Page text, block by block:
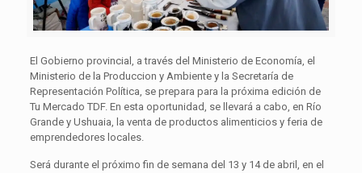
El Gobierno provincial, a través del Ministerio de Economía, el
Ministerio de la Produccion y Ambiente y la Secretaría de
Representación Política, se prepara para la próxima edición de
Tu Mercado TDF. En esta oportunidad, se llevará a cabo, en Río
Grande y Ushuaia, la venta de productos alimenticios y feria de
emprendedores locales.
Será durante el próximo fin de semana del 13 y 14 de abril, en el